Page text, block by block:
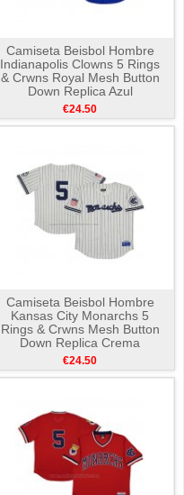
Camiseta Beisbol Hombre
Indianapolis Clowns 5 Rings
& Crwns Royal Mesh Button
Down Replica Azul
€24.50
Camiseta Beisbol Hombre
Kansas City Monarchs 5
Rings & Crwns Mesh Button
Down Replica Crema
€24.50